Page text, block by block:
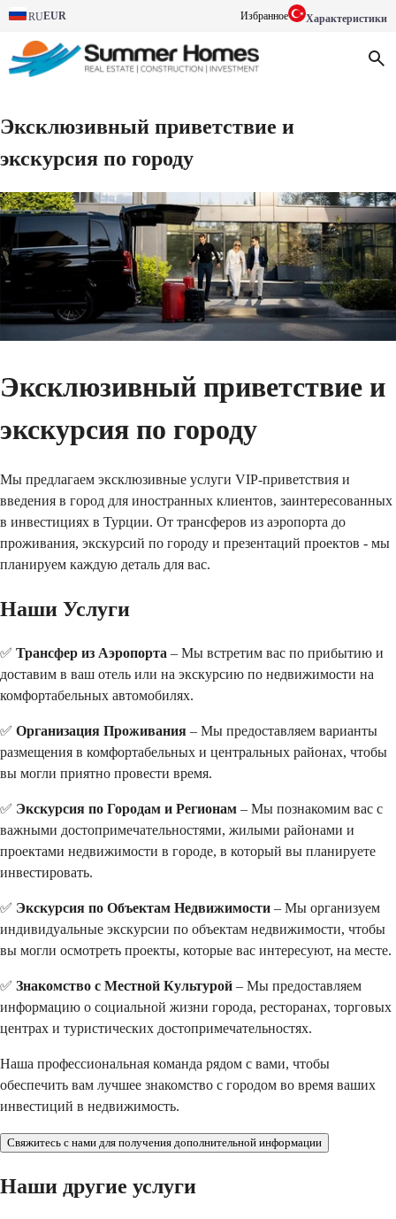
RUEUR Избранное Характеристики
Эксклюзивный приветствие и
экскурсия по городу
Эксклюзивный приветствие и
экскурсия по городу
Мы предлагаем эксклюзивные услуги VIP-приветствия и
введения в город для иностранных клиентов, заинтересованных
в инвестициях в Турции. От трансферов из аэропорта до
проживания, экскурсий по городу и презентаций проектов - мы
планируем каждую деталь для вас.
Наши Услуги
✅ Трансфер из Аэропорта – Мы встретим вас по прибытию и
доставим в ваш отель или на экскурсию по недвижимости на
комфортабельных автомобилях.
✅ Организация Проживания – Мы предоставляем варианты
размещения в комфортабельных и центральных районах, чтобы
вы могли приятно провести время.
✅ Экскурсия по Городам и Регионам – Мы познакомим вас с
важными достопримечательностями, жилыми районами и
проектами недвижимости в городе, в который вы планируете
инвестировать.
✅ Экскурсия по Объектам Недвижимости – Мы организуем
индивидуальные экскурсии по объектам недвижимости, чтобы
вы могли осмотреть проекты, которые вас интересуют, на месте.
✅ Знакомство с Местной Культурой – Мы предоставляем
информацию о социальной жизни города, ресторанах, торговых
центрах и туристических достопримечательностях.
Наша профессиональная команда рядом с вами, чтобы
обеспечить вам лучшее знакомство с городом во время ваших
инвестиций в недвижимость.
Свяжитесь с нами для получения дополнительной информации
Наши другие услуги